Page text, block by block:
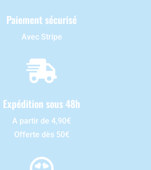
Paiement sécurisé
Avec Stripe

Expédition sous 48h
A partir de 4,90€
Offerte dès 50€